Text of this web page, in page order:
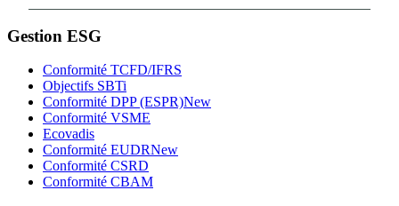
Gestion ESG
Conformité TCFD/IFRS
Objectifs SBTi
Conformité DPP (ESPR)New
Conformité VSME
Ecovadis
Conformité EUDRNew
Conformité CSRD
Conformité CBAM